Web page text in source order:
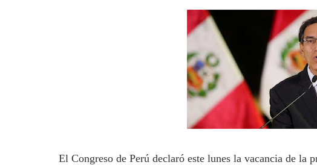
El Congreso de Perú declaró este lunes la vacancia de la